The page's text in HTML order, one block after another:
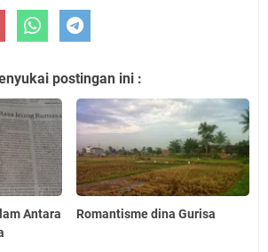
postingan ini :
Antara
Romantisme dina Gurisa